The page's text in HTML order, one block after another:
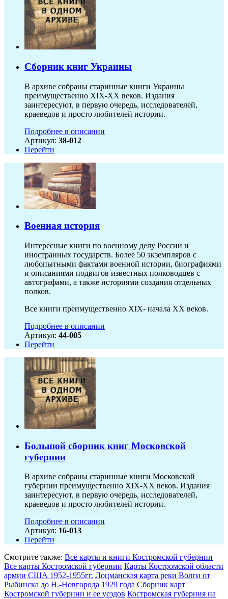
Сборник книг Украины
В архиве собраны старинные книги Украины
преимущественно XIX-ХХ веков. Издания
заинтересуют, в первую очередь, исследователей,
краеведов и просто любителей истории.
Подробнее в описании
Артикул: 38-012
Перейти
Военная история
Интересные книги по военному делу России и
иностранных государств. Более 50 экземпляров с
любопытными фактами военной истории, биографиями
и описаниями подвигов известных полководцев с
автографами, а также историями создания отдельных
полков.
Все книги преимущественно XIX- начала XX веков.
Подробнее в описании
Артикул: 44-005
Перейти
Большой сборник книг Московской
губернии
В архиве собраны старинные книги Московской
губернии преимущественно XIX-ХХ веков. Издания
заинтересуют, в первую очередь, исследователей,
краеведов и просто любителей истории.
Подробнее в описании
Артикул: 16-013
Перейти
Смотрите также: Все карты и книги Костромской губернии
Все карты Костромской губернии Карты Костромской области
армии США 1952-1955гг. Лоцманская карта реки Волги от
Рыбинска до Н.-Новгорода 1929 года Сборник карт
Костромской губернии и ее уездов Костромская губерния на